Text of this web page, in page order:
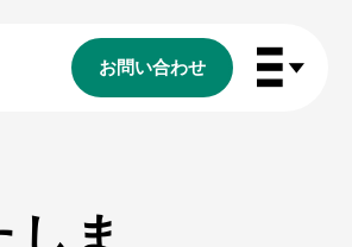
お問い合わせ
ま